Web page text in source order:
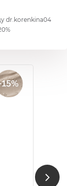
dr.korenkina04